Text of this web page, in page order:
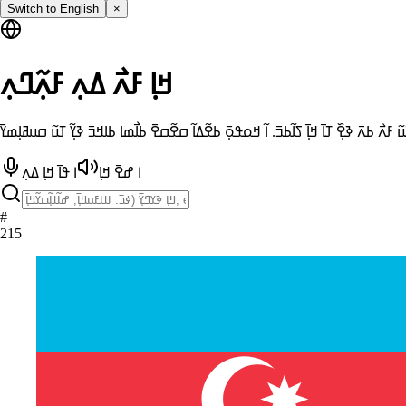
Switch to English ×
ߞߊ߲ ߓߍ߯ ߡߍ߲ ߓߍ߲߬ߣߍ߲
ߊ ߝߐ߫ ߞߊ߲ ߊ ߟߊ߫ ߞߊ߲ ߡߍ߲
#
215